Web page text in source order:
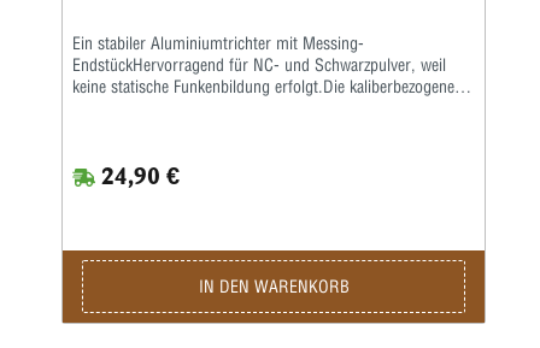
Ein stabiler Aluminiumtrichter mit Messing-
EndstückHervorragend für NC- und Schwarzpulver, weil
keine statische Funkenbildung erfolgt.Die kaliberbezogenen
24,90 €
IN DEN WARENKORB